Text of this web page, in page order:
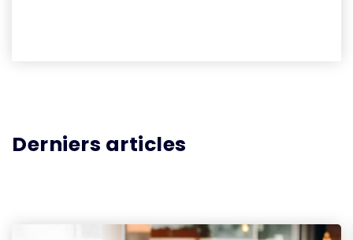
Derniers articles